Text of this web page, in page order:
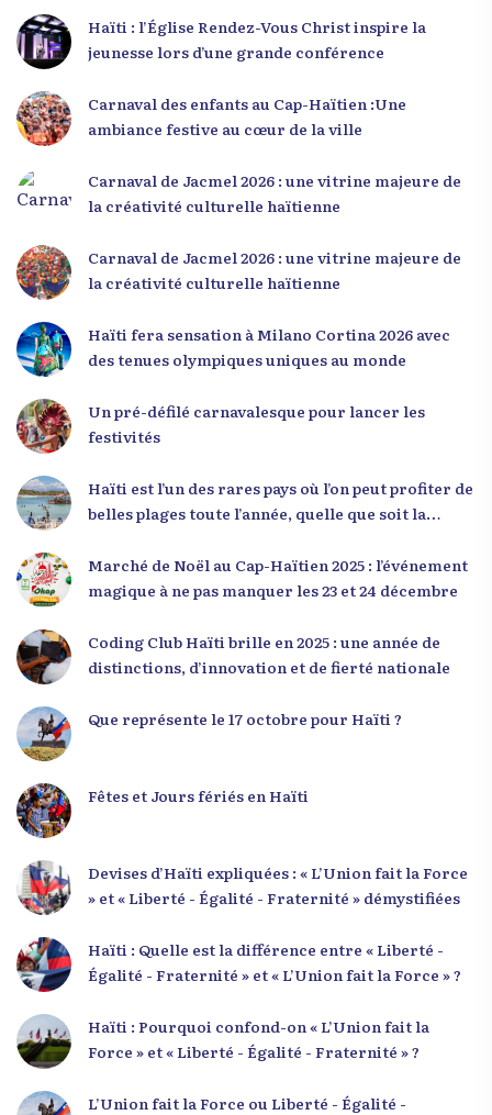
dans ses locaux à Delmas 75 pour une conférence
placée sous le thème « Menm Ou Menm Tou ».
occasion unique de se rencontrer, d’échanger et
d’écouter des interventions motivantes centrées
citoyen. Des messages forts pour la jeunesse Lors
de sa première intervention, intitulée « Jenès la
croire en leur potentiel et à rejeter toute forme
de fatalisme. Il a particulièrement insisté sur
pouvons pas résoudre un problème avec la
mentalité qui l’a créé. » Il a encouragé la jeunesse
sur la discipline, l’excellence et la responsabilité.
Le révérend a également rappelé que la jeunesse
du pays, et qu’un engagement structuré de
seulement 4 % d’entre eux pourrait modifier
significativement la trajectoire nationale. Sa
seconde intervention, « Jenès la ak responsablite l
», a souligné le lien indissociable entre potentiel et
responsabilité. Le Dr Volcy a invité les jeunes à
communautés, à investir dans leur formation et à
développer un leadership intègre. Appel à un
Haïti : l’Église Rendez-Vous Christ inspire la
jeunesse lors d’une grande conférence
Carnaval des enfants au Cap-Haïtien :Une
ambiance festive au cœur de la ville
Carnaval de Jacmel 2026 : une vitrine majeure de
la créativité culturelle haïtienne
Carnaval de Jacmel 2026 : une vitrine majeure de
la créativité culturelle haïtienne
Haïti fera sensation à Milano Cortina 2026 avec
des tenues olympiques uniques au monde
Un pré-défilé carnavalesque pour lancer les
festivités
Haïti est l’un des rares pays où l’on peut profiter de
belles plages toute l’année, quelle que soit la
Marché de Noël au Cap-Haïtien 2025 : l’événement
magique à ne pas manquer les 23 et 24 décembre
Coding Club Haïti brille en 2025 : une année de
distinctions, d’innovation et de fierté nationale
Que représente le 17 octobre pour Haïti ?
Fêtes et Jours fériés en Haïti
Devises d’Haïti expliquées : « L’Union fait la Force
» et « Liberté - Égalité - Fraternité » démystifiées
Haïti : Quelle est la différence entre « Liberté -
Égalité - Fraternité » et « L’Union fait la Force » ?
Haïti : Pourquoi confond-on « L’Union fait la
Force » et « Liberté - Égalité - Fraternité » ?
L’Union fait la Force ou Liberté - Égalité -